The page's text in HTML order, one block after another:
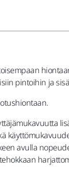
pintoihin ja
avulla